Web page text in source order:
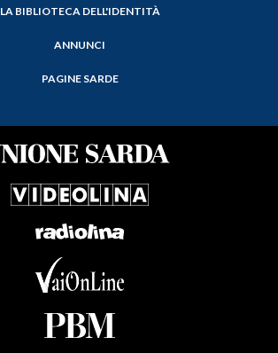
LA BIBLIOTECA DELL'IDENTITÀ
ANNUNCI
PAGINE SARDE